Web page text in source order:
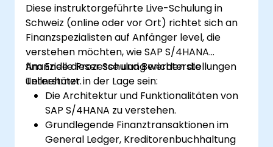
Diese instruktorgeführte Live-Schulung in
Schweiz (online oder vor Ort) richtet sich an
Finanzspezialisten auf Anfänger level, die
verstehen möchten, wie SAP S/4HANA
finanzielle Prozesse und Berichterstellungen
unterstützt.
Am Ende dieser Schulung werden die
Teilnehmer in der Lage sein:
Die Architektur und Funktionalitäten von
SAP S/4HANA zu verstehen.
Grundlegende Finanztransaktionen im
General Ledger, Kreditorenbuchhaltung